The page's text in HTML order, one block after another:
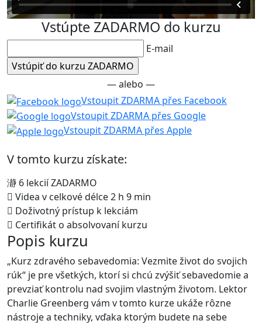
Vstúpte ZADARMO do kurzu
E-mail
— alebo —
Vstoupit ZDARMA přes Facebook
Vstoupit ZDARMA přes Google
Vstoupit ZDARMA přes Apple
V tomto kurzu získate:
6 lekcií ZADARMO
Videa v celkové délce 2 h 9 min
Doživotný prístup k lekciám
Certifikát o absolvovaní kurzu
Popis kurzu
„Kurz zdravého sebavedomia: Vezmite život do svojich
rúk“ je pre všetkých, ktorí si chcú zvýšiť sebavedomie a
prevziať kontrolu nad svojim vlastným životom. Lektor
Charlie Greenberg vám v tomto kurze ukáže rôzne
nástroje a techniky, vďaka ktorým budete na sebe